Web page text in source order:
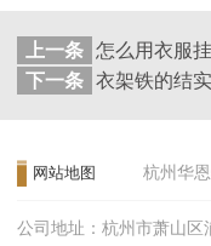
上一条
下一条
网站地图 杭州华
公司地址：杭州市萧山